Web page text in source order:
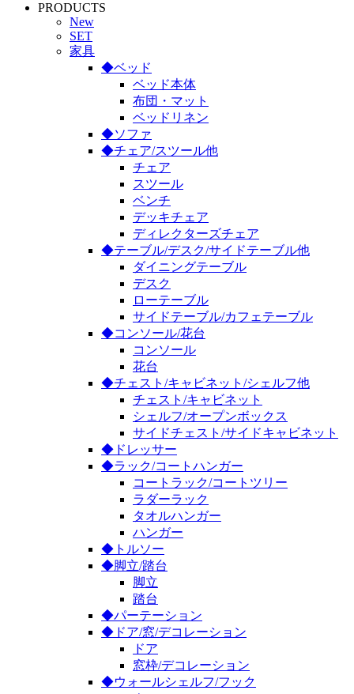
PRODUCTS
New
SET
家具
◆ベッド
ベッド本体
布団・マット
ベッドリネン
◆ソファ
◆チェア/スツール他
チェア
スツール
ベンチ
デッキチェア
ディレクターズチェア
◆テーブル/デスク/サイドテーブル他
ダイニングテーブル
デスク
ローテーブル
サイドテーブル/カフェテーブル
◆コンソール/花台
コンソール
花台
◆チェスト/キャビネット/シェルフ他
チェスト/キャビネット
シェルフ/オープンボックス
サイドチェスト/サイドキャビネット
◆ドレッサー
◆ラック/コートハンガー
コートラック/コートツリー
ラダーラック
タオルハンガー
ハンガー
◆トルソー
◆脚立/踏台
脚立
踏台
◆パーテーション
◆ドア/窓/デコレーション
ドア
窓枠/デコレーション
◆ウォールシェルフ/フック